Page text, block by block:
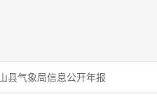
县气象局信息公开年报